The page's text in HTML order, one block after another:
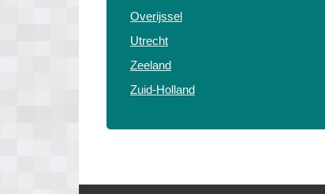
Overijssel
Utrecht
Zeeland
Zuid-Holland